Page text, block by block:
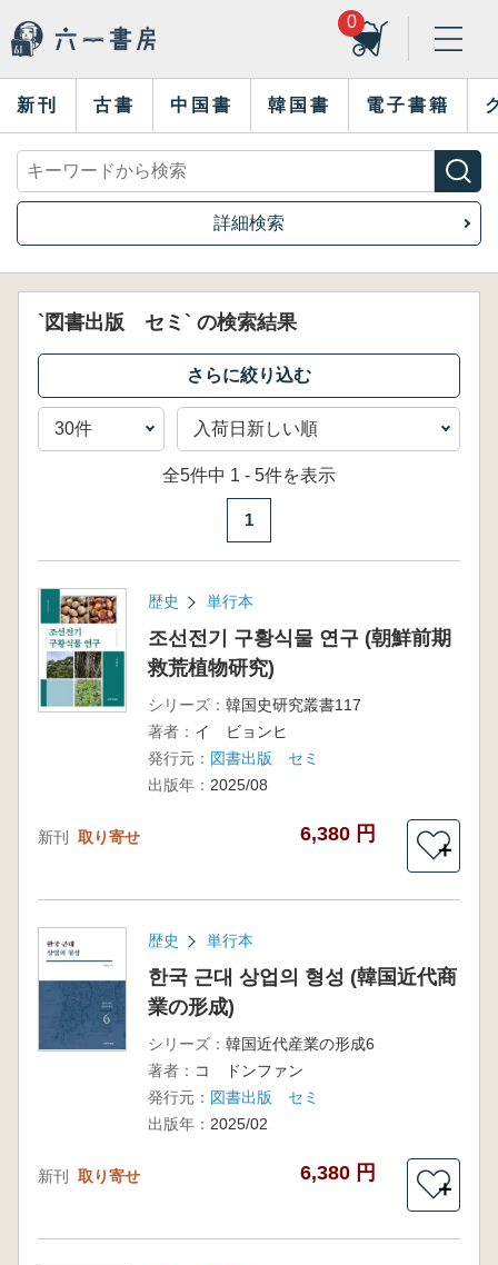
0
新刊 古書 中国書 韓国書 電子書籍
詳細検索
`図書出版 セミ` の検索結果
全5件中 1 - 5件を表示
1
歴史 単行本
조선전기 구황식물 연구 (朝鮮前期
救荒植物研究)
シリーズ： 韓国史研究叢書117
著者： イ ビョンヒ
発行元： 図書出版 セミ
出版年： 2025/08
新刊 取り寄せ 6,380 円
＋
歴史 単行本
한국 근대 상업의 형성 (韓国近代商
業の形成)
シリーズ： 韓国近代産業の形成6
著者： コ ドンファン
発行元： 図書出版 セミ
出版年： 2025/02
新刊 取り寄せ 6,380 円
＋